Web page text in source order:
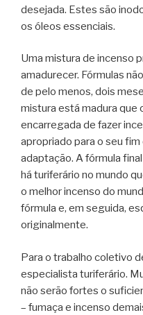
desejada. Estes são
os óleos essenciais.
Uma mistura de incenso
amadurecer. Fórmulas
de pelo menos, dois
mistura está madura que
encarregada de fazer
apropriado para o seu
adaptação. A fórmula
há turiferário no mundo
o melhor incenso do
fórmula e, em seguida,
originalmente.
Para o trabalho coletivo
especialista turiferário.
não serão fortes o
– fumaça e incenso